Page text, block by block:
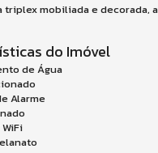
triplex mobiliada e decorada,
do Imóvel
de Água
Alarme